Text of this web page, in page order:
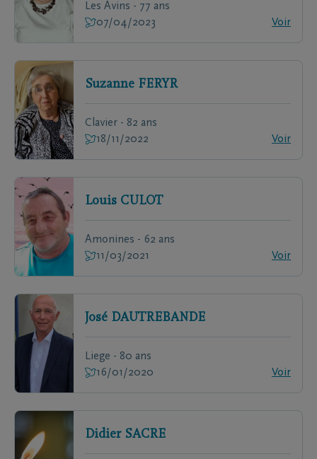
Les Avins - 77 ans
07/04/2023
Voir
Suzanne FERYR
Clavier - 82 ans
18/11/2022
Voir
Louis CULOT
Amonines - 62 ans
11/03/2021
Voir
José DAUTREBANDE
Liege - 80 ans
16/01/2020
Voir
Didier SACRE